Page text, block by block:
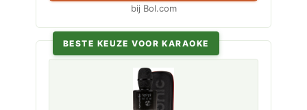
bij Bol.com
BESTE KEUZE VOOR KARAOKE